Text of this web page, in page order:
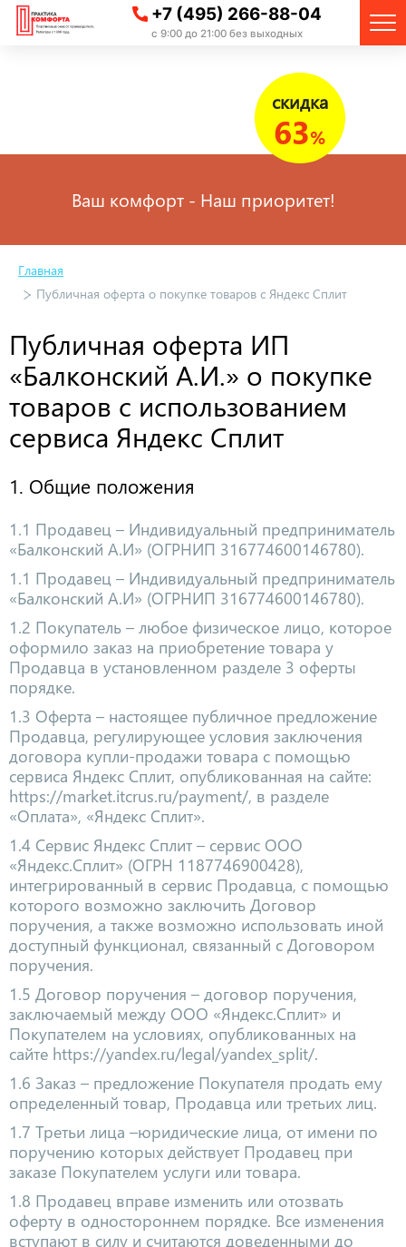
+7 (495) 266-88-04
с 9:00 до 21:00 без выходных
скидка
63%
Ваш комфорт - Наш приоритет!
Главная
Публичная оферта о покупке товаров с Яндекс Сплит
Публичная оферта ИП
«Балконский А.И.» о покупке
товаров с использованием
сервиса Яндекс Сплит
1. Общие положения
1.1 Продавец – Индивидуальный предприниматель
«Балконский А.И» (ОГРНИП 316774600146780).
1.1 Продавец – Индивидуальный предприниматель
«Балконский А.И» (ОГРНИП 316774600146780).
1.2 Покупатель – любое физическое лицо, которое
оформило заказ на приобретение товара у
Продавца в установленном разделе 3 оферты
порядке.
1.3 Оферта – настоящее публичное предложение
Продавца, регулирующее условия заключения
договора купли-продажи товара с помощью
сервиса Яндекс Сплит, опубликованная на сайте:
https://market.itcrus.ru/payment/, в разделе
«Оплата», «Яндекс Сплит».
1.4 Сервис Яндекс Сплит – сервис ООО
«Яндекс.Сплит» (ОГРН 1187746900428),
интегрированный в сервис Продавца, с помощью
которого возможно заключить Договор
поручения, а также возможно использовать иной
доступный функционал, связанный с Договором
поручения.
1.5 Договор поручения – договор поручения,
заключаемый между ООО «Яндекс.Сплит» и
Покупателем на условиях, опубликованных на
сайте https://yandex.ru/legal/yandex_split/.
1.6 Заказ – предложение Покупателя продать ему
определенный товар, Продавца или третьих лиц.
1.7 Третьи лица –юридические лица, от имени по
поручению которых действует Продавец при
заказе Покупателем услуги или товара.
1.8 Продавец вправе изменить или отозвать
оферту в одностороннем порядке. Все изменения
вступают в силу и считаются доведенными до